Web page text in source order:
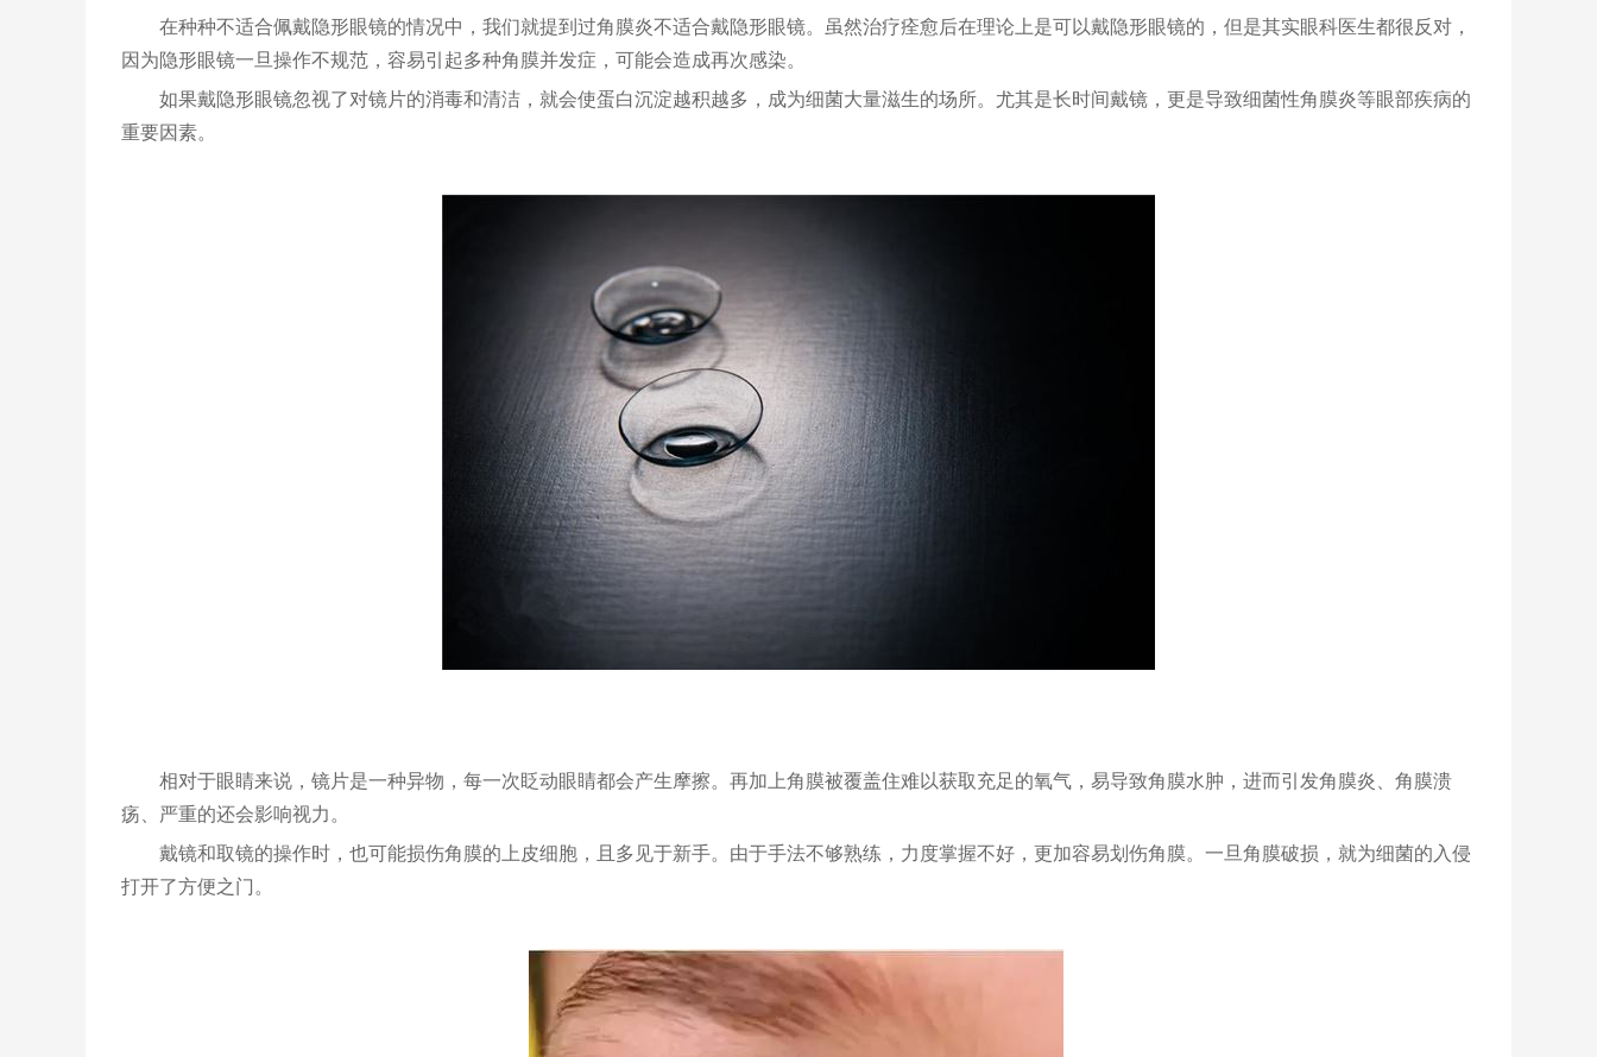
在种种不适合佩戴隐形眼镜的情况中，我们就提到过角膜炎不适合戴隐形眼镜。虽然治疗痊愈后在理论上是可以戴隐形眼镜的，但是其实眼科医生都很反对，
因为隐形眼镜一旦操作不规范，容易引起多种角膜并发症，可能会造成再次感染。
如果戴隐形眼镜忽视了对镜片的消毒和清洁，就会使蛋白沉淀越积越多，成为细菌大量滋生的场所。尤其是长时间戴镜，更是导致细菌性角膜炎等眼部疾病的
重要因素。
相对于眼睛来说，镜片是一种异物，每一次眨动眼睛都会产生摩擦。再加上角膜被覆盖住难以获取充足的氧气，易导致角膜水肿，进而引发角膜炎、角膜溃
疡、严重的还会影响视力。
戴镜和取镜的操作时，也可能损伤角膜的上皮细胞，且多见于新手。由于手法不够熟练，力度掌握不好，更加容易划伤角膜。一旦角膜破损，就为细菌的入侵
打开了方便之门。